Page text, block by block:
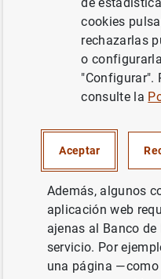
BCE, EUROSISTEMA
El BCE adopta
cookies
rechazarlas
o
"Configurar".
consulte la
Aceptar
Además, algunos
aplicación web
ajenas al Banco
servicio. Por
una página —como